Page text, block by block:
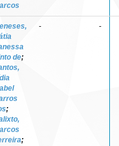
de;
;
;
- -